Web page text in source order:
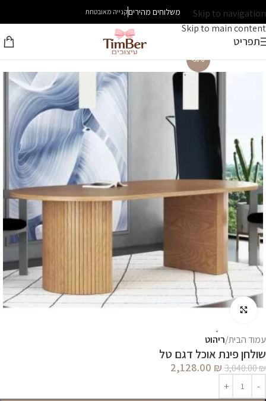
Skip to navigation
Skip to main content
משלוחים מהיריםקנייה מאובטחת
תפריט
עמוד הבית ריהוט
שולחן פינת אוכל דגם טל
3,040.00₪
2,128.00 ₪
-30%
לחץ להגדלה